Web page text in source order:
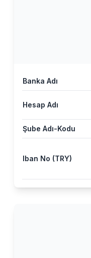
Banka Adı
Hesap Adı
Şube Adı-Kodu
Iban No (TRY)